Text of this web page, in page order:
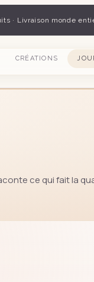
· Livraison monde
CRÉATIONS
ce qui fait la